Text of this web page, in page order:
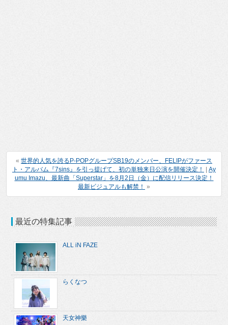
« 世界的人気を誇るP-POPグループSB19のメンバー、FELIPがファース
ト・アルバム『7sins』を引っ提げて、初の単独来日公演を開催決定！
Ay
umu Imazu、最新曲「Superstar」を8月2日（金）に配信リリース決定！
最新ビジュアルも解禁！ »
最近の特集記事
ALL iN FAZE
らくなつ
天女神樂